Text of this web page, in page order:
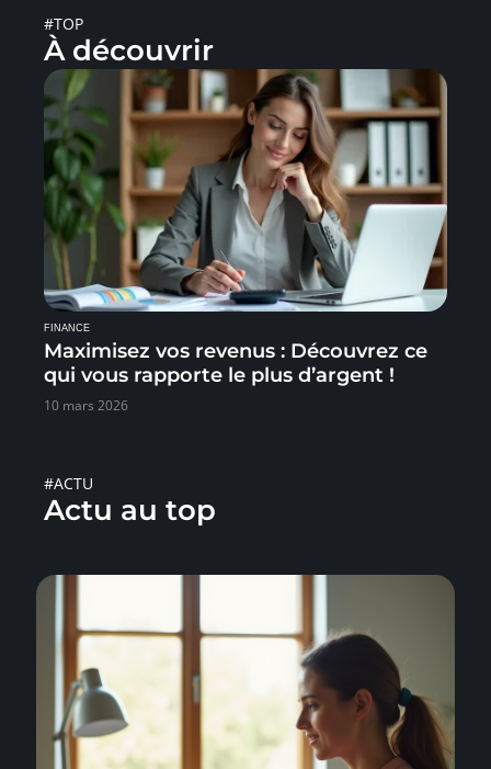
#TOP
À découvrir
FINANCE
Maximisez vos revenus : Découvrez ce
qui vous rapporte le plus d’argent !
10 mars 2026
#ACTU
Actu au top